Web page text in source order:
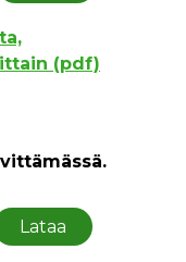
(pdf)
Lataa